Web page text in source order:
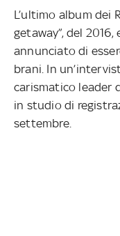
L’ultimo album dei
getaway”, del
annunciato di
brani. In
carismatico leader
in studio di
settembre.